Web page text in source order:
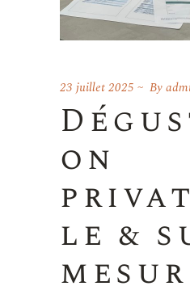
23 juillet 2025 By
on
le &